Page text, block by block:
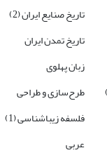
تاریخ صنایع ایران (2)
تاریخ تمدن ایران
زبان پهلوی
طرح‌سازی و طراحی
فلسفه زیباشناسی (1)
عربی